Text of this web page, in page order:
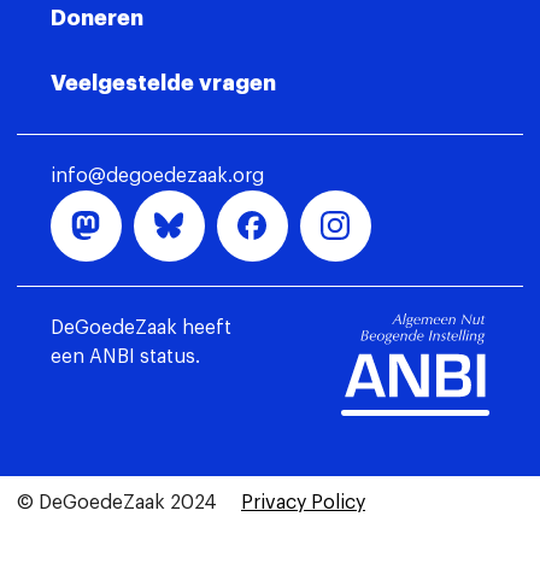
Doneren
Veelgestelde vragen
info@degoedezaak.org
DeGoedeZaak heeft
een ANBI status.
© DeGoedeZaak 2024 Privacy Policy